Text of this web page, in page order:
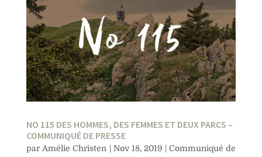
NO 115 DES HOMMES, DES FEMMES ET DEUX PARCS –
COMMUNIQUÉ DE PRESSE
par Amélie Christen | Nov 18, 2019 | Communiqué de